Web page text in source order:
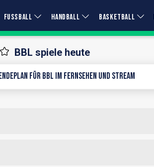
FUSSBALL HANDBALL BASKETBALL
BBL spiele heute
für BBL im Fernsehen und Stream